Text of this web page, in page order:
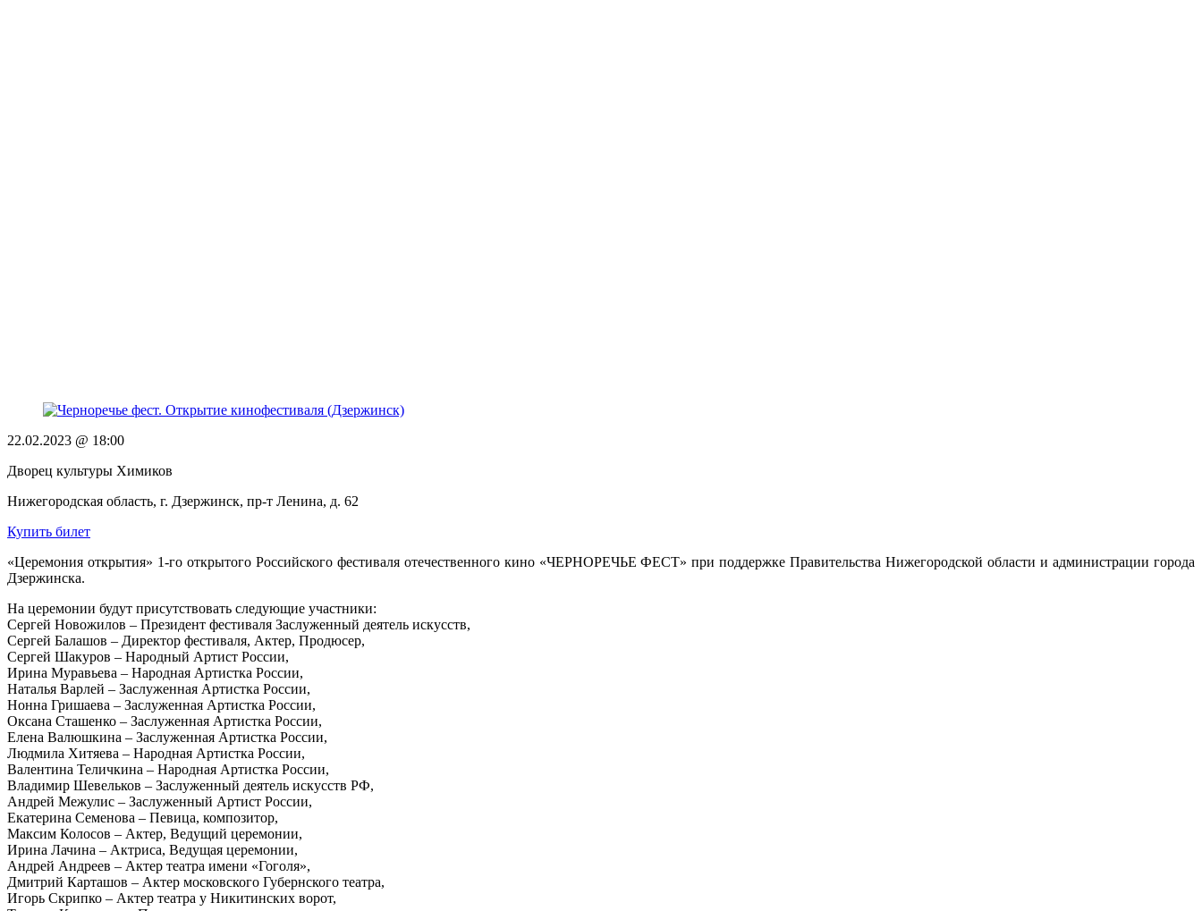
22.02.2023 @ 18:00
Дворец культуры Химиков
Нижегородская область, г. Дзержинск, пр-т Ленина, д. 62
Купить билет
«Церемония открытия» 1-го открытого Российского фестиваля отечественного кино «ЧЕРНОРЕЧЬЕ ФЕСТ» при поддержке Правительства Нижегородской области и администрации города
Дзержинска.
На церемонии будут присутствовать следующие участники:
Сергей Новожилов – Президент фестиваля Заслуженный деятель искусств,
Сергей Балашов – Директор фестиваля, Актер, Продюсер,
Сергей Шакуров – Народный Артист России,
Ирина Муравьева – Народная Артистка России,
Наталья Варлей – Заслуженная Артистка России,
Нонна Гришаева – Заслуженная Артистка России,
Оксана Сташенко – Заслуженная Артистка России,
Елена Валюшкина – Заслуженная Артистка России,
Людмила Хитяева – Народная Артистка России,
Валентина Теличкина – Народная Артистка России,
Владимир Шевельков – Заслуженный деятель искусств РФ,
Андрей Межулис – Заслуженный Артист России,
Екатерина Семенова – Певица, композитор,
Максим Колосов – Актер, Ведущий церемонии,
Ирина Лачина – Актриса, Ведущая церемонии,
Андрей Андреев – Актер театра имени «Гоголя»,
Дмитрий Карташов – Актер московского Губернского театра,
Игорь Скрипко – Актер театра у Никитинских ворот,